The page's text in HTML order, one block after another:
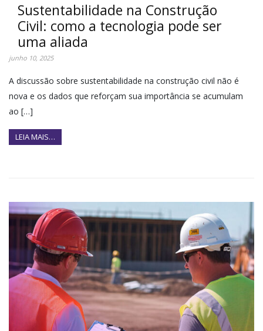
Sustentabilidade na Construção
Civil: como a tecnologia pode ser
uma aliada
junho 10, 2025
A discussão sobre sustentabilidade na construção civil não é
nova e os dados que reforçam sua importância se acumulam
ao […]
LEIA MAIS…